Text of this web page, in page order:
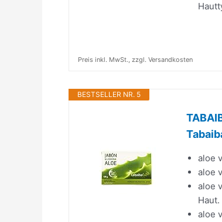
Preis inkl. MwSt., zzgl. Versandkosten
BESTSELLER NR. 5
aloe
aloe
aloe
Haut.
aloe